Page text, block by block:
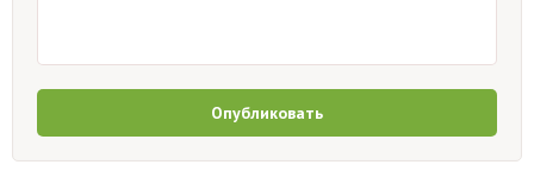
Опубликовать